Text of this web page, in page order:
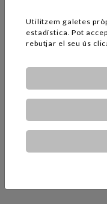
Utilitzem galetes
estadística. Pot
rebutjar el seu ús